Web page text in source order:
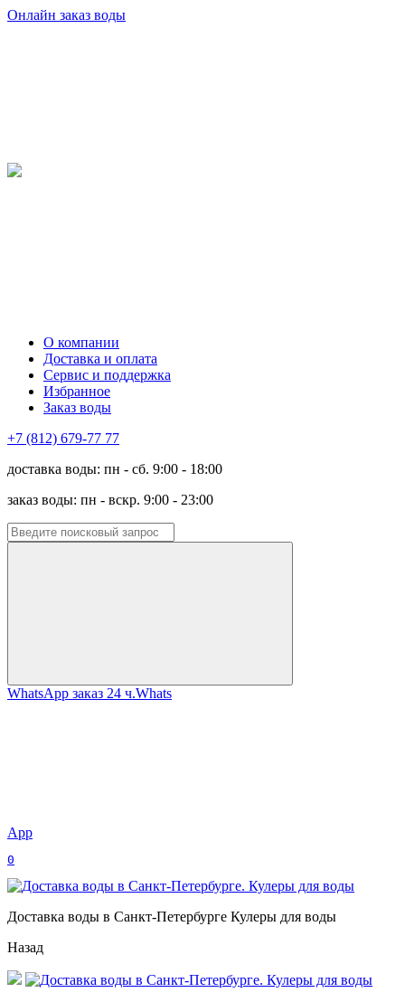
Онлайн заказ воды
О компании
Доставка и оплата
Сервис и поддержка
Избранное
Заказ воды
+7 (812) 679-77 77
доставка воды: пн - сб. 9:00 - 18:00
заказ воды: пн - вскр. 9:00 - 23:00
WhatsApp заказ 24 ч.Whats
App
0
Доставка воды в Санкт-Петербурге Кулеры для воды
Назад